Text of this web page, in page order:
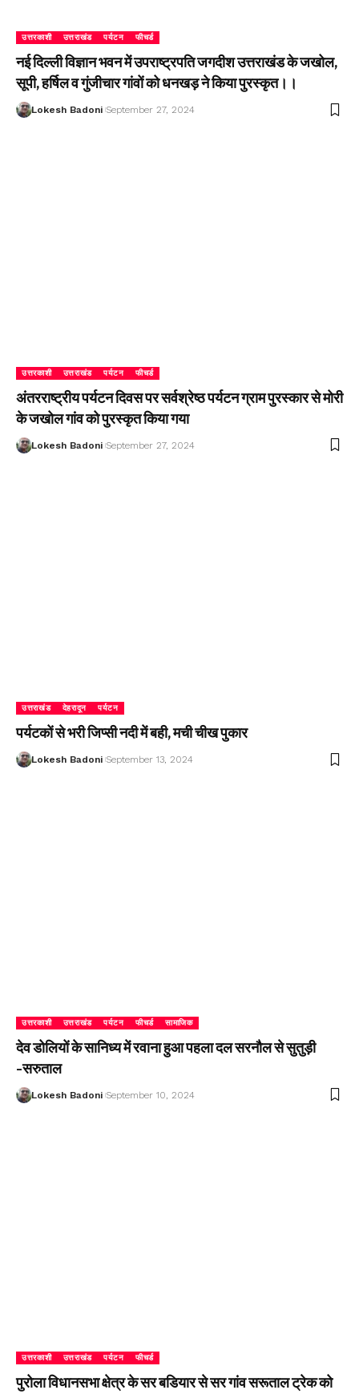
उत्तरकाशी उत्तराखंड पर्यटन फीचर्ड
नई दिल्ली विज्ञान भवन में उपराष्ट्रपति जगदीश उत्तराखंड के जखोल,
सूपी, हर्षिल व गुंजीचार गांवों को धनखड़ ने किया पुरस्कृत।।
Lokesh Badoni September 27, 2024
उत्तरकाशी उत्तराखंड पर्यटन फीचर्ड
अंतरराष्ट्रीय पर्यटन दिवस पर सर्वश्रेष्ठ पर्यटन ग्राम पुरस्कार से मोरी
के जखोल गांव को पुरस्कृत किया गया
Lokesh Badoni September 27, 2024
उत्तराखंड देहरादून पर्यटन
पर्यटकों से भरी जिप्सी नदी में बही, मची चीख पुकार
Lokesh Badoni September 13, 2024
उत्तरकाशी उत्तराखंड पर्यटन फीचर्ड सामाजिक
देव डोलियों के सानिध्य में रवाना हुआ पहला दल सरनौल से सुतुड़ी
-सरुताल
Lokesh Badoni September 10, 2024
उत्तरकाशी उत्तराखंड पर्यटन फीचर्ड
पुरोला विधानसभा क्षेत्र के सर बडियार से सर गांव सरूताल ट्रेक को